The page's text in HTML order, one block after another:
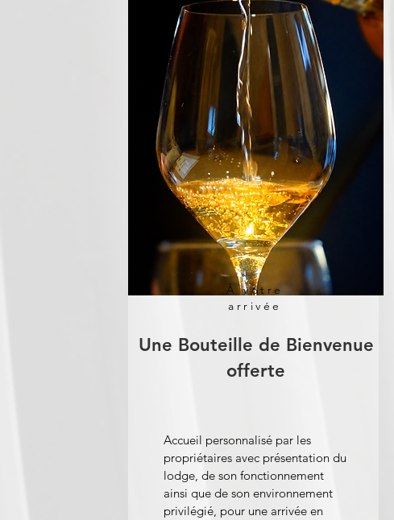
À votre
arrivée
Une Bouteille de Bienvenue
offerte
Accueil personnalisé par les
propriétaires avec présentation du
lodge, de son fonctionnement
ainsi que de son environnement
privilégié, pour une arrivée en